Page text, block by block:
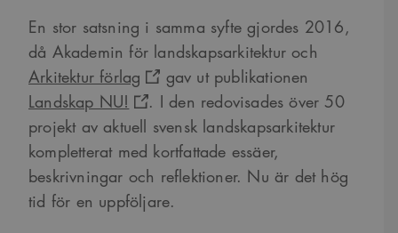
En stor satsning i samma syfte gjordes 2016,
då Akademin för landskapsarkitektur och
Arkitektur förlag
gav ut publikationen
Landskap NU!
. I den redovisades över 50
projekt av aktuell svensk landskapsarkitektur
kompletterat med kortfattade essäer,
beskrivningar och reflektioner. Nu är det hög
tid för en uppföljare.